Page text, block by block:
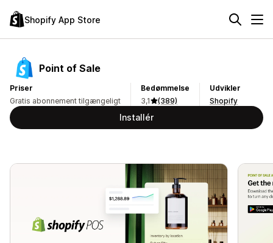
Shopify App Store
Point of Sale
Priser
Gratis abonnement tilgængeligt
Bedømmelse
3,1
(389)
Udvikler
Shopify
Installér